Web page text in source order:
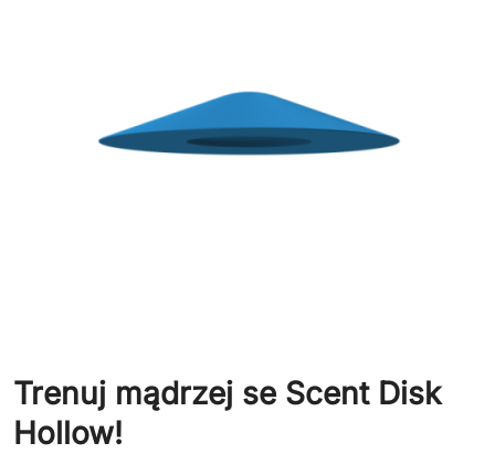
Trenuj mądrzej se Scent Disk
Hollow!